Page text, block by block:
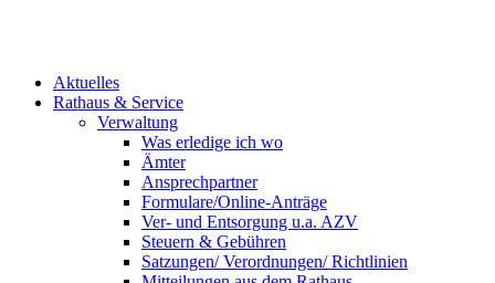
Aktuelles
Rathaus & Service
Verwaltung
Was erledige ich wo
Ämter
Ansprechpartner
Formulare/Online-Anträge
Ver- und Entsorgung u.a. AZV
Steuern & Gebühren
Satzungen/ Verordnungen/ Richtlinien